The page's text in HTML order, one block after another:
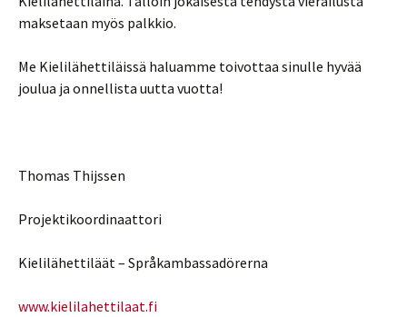
maksetaan myös palkkio.
Me Kielilähettiläissä haluamme toivottaa sinulle hyvää
joulua ja onnellista uutta vuotta!
Thomas Thijssen
Projektikoordinaattori
Kielilähettiläät – Språkambassadörerna
www.kielilahettilaat.fi